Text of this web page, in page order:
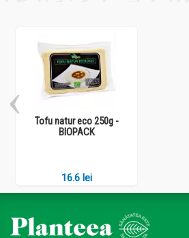
Tofu natur eco 250g -
BIOPACK
16.6 lei